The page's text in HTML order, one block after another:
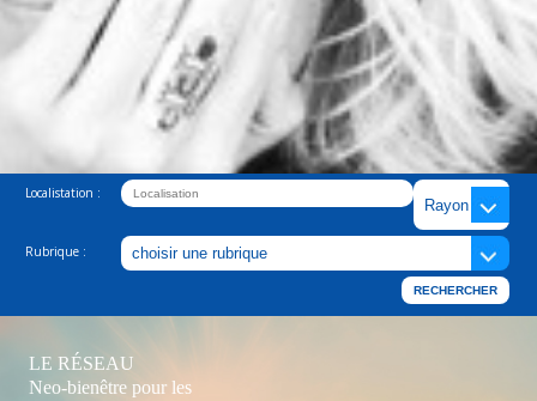
Localistation :
Rubrique :
LE RÉSEAU
Neo-bienêtre pour les